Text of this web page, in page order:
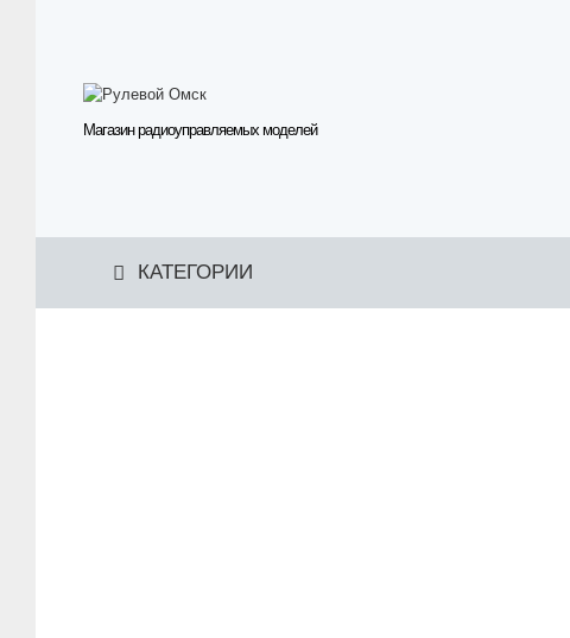
Магазин радиоуправляемых моделей
КАТЕГОРИИ